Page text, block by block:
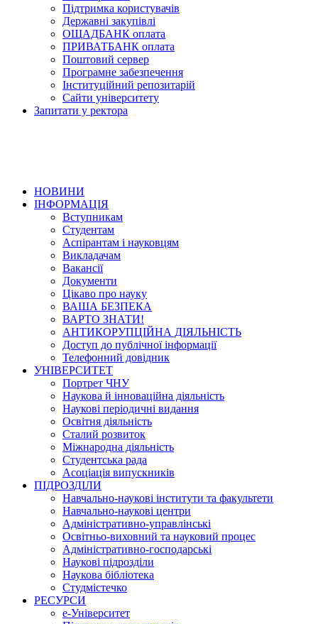
Підтримка користувачів
Державні закупівлі
ОЩАДБАНК оплата
ПРИВАТБАНК оплата
Поштовий сервер
Програмне забезпечення
Інституційний репозитарій
Сайти університету
Запитати у ректора
НОВИНИ
ІНФОРМАЦІЯ
Вступникам
Студентам
Аспірантам і науковцям
Викладачам
Вакансії
Документи
Цікаво про науку
ВАША БЕЗПЕКА
ВАРТО ЗНАТИ!
АНТИКОРУПЦІЙНА ДІЯЛЬНІСТЬ
Доступ до публічної інформації
Телефонний довідник
УНІВЕРСИТЕТ
Портрет ЧНУ
Наукова й інноваційна діяльність
Наукові періодичні видання
Освітня діяльність
Сталий розвиток
Міжнародна діяльність
Студентська рада
Асоціація випускників
ПІДРОЗДІЛИ
Навчально-наукові інститути та факультети
Навчально-наукові центри
Адміністративно-управлінські
Освітньо-виховний та науковий процес
Адміністративно-господарські
Наукові підрозділи
Наукова бібліотека
Студмістечко
РЕСУРСИ
е-Університет